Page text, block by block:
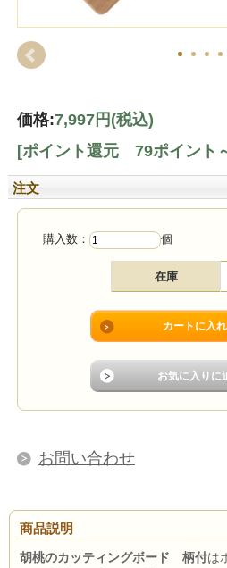
価格:7,997円 (税込)
[ポイント還元 79ポイント
注文
購入数： 個
在庫
お問い合わせ
商品説明
胡桃のカッティングボード 柄付は